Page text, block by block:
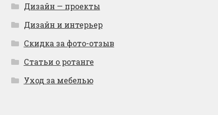
Дизайн — проекты
Дизайн и интерьер
Скидка за фото-отзыв
Статьи о ротанге
Уход за мебелью